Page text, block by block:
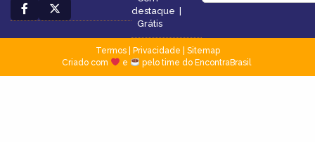
destaque |
Grátis
Termos| Privacidade
Sitemap
Criado com
e pelo time do EncontraBrasil